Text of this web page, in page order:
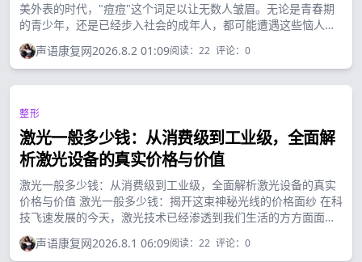
美外表的时代，"痘痘"这个词足以让无数人皱眉。无论是青春期
的青少年，还是已经步入社会的成年人，都可能遭遇这些恼人的
小疙瘩。痤疮，医学上被称为痤疮，是一种常见的毛囊皮脂腺慢
性炎症性疾病。它不仅仅是一个皮肤问题，更可能影响一个人的
自信心和社交生活。...
声语康复网2026.8.2 01:09阅读： 22 评论： 0
整形
激光一般多少钱：从消费级到工业级，全面解
析激光设备的真实价格与价值
激光一般多少钱：从消费级到工业级，全面解析激光设备的真实
价格与价值 激光一般多少钱：揭开这束神秘光线的价格面纱 在科
技飞速发展的今天，激光技术已经渗透到我们生活的方方面面。
从家里的DVD播放器到医院的精密手术设备，从工厂里的自动化
生产线到舞台上的炫酷灯光秀，激光无处不在。...
声语康复网2026.8.1 06:09阅读： 22 评论： 0